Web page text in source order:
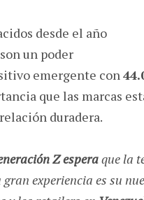
desde el año
un poder
emergente con
que las marcas
duradera.
Z esperaque la
experiencia es su